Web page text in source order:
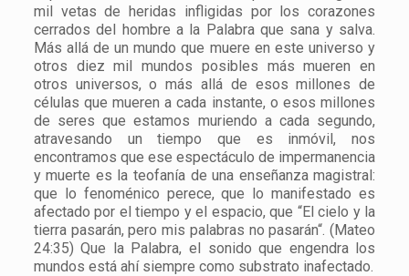
mil vetas de heridas infligidas por los corazones
cerrados del hombre a la Palabra que sana y salva.
Más allá de un mundo que muere en este universo y
otros diez mil mundos posibles más mueren en
otros universos, o más allá de esos millones de
células que mueren a cada instante, o esos millones
de seres que estamos muriendo a cada segundo,
atravesando un tiempo que es inmóvil, nos
encontramos que ese espectáculo de impermanencia
y muerte es la teofanía de una enseñanza magistral:
que lo fenoménico perece, que lo manifestado es
afectado por el tiempo y el espacio, que “El cielo y la
tierra pasarán, pero mis palabras no pasarán“. (Mateo
24:35) Que la Palabra, el sonido que engendra los
mundos está ahí siempre como substrato inafectado.